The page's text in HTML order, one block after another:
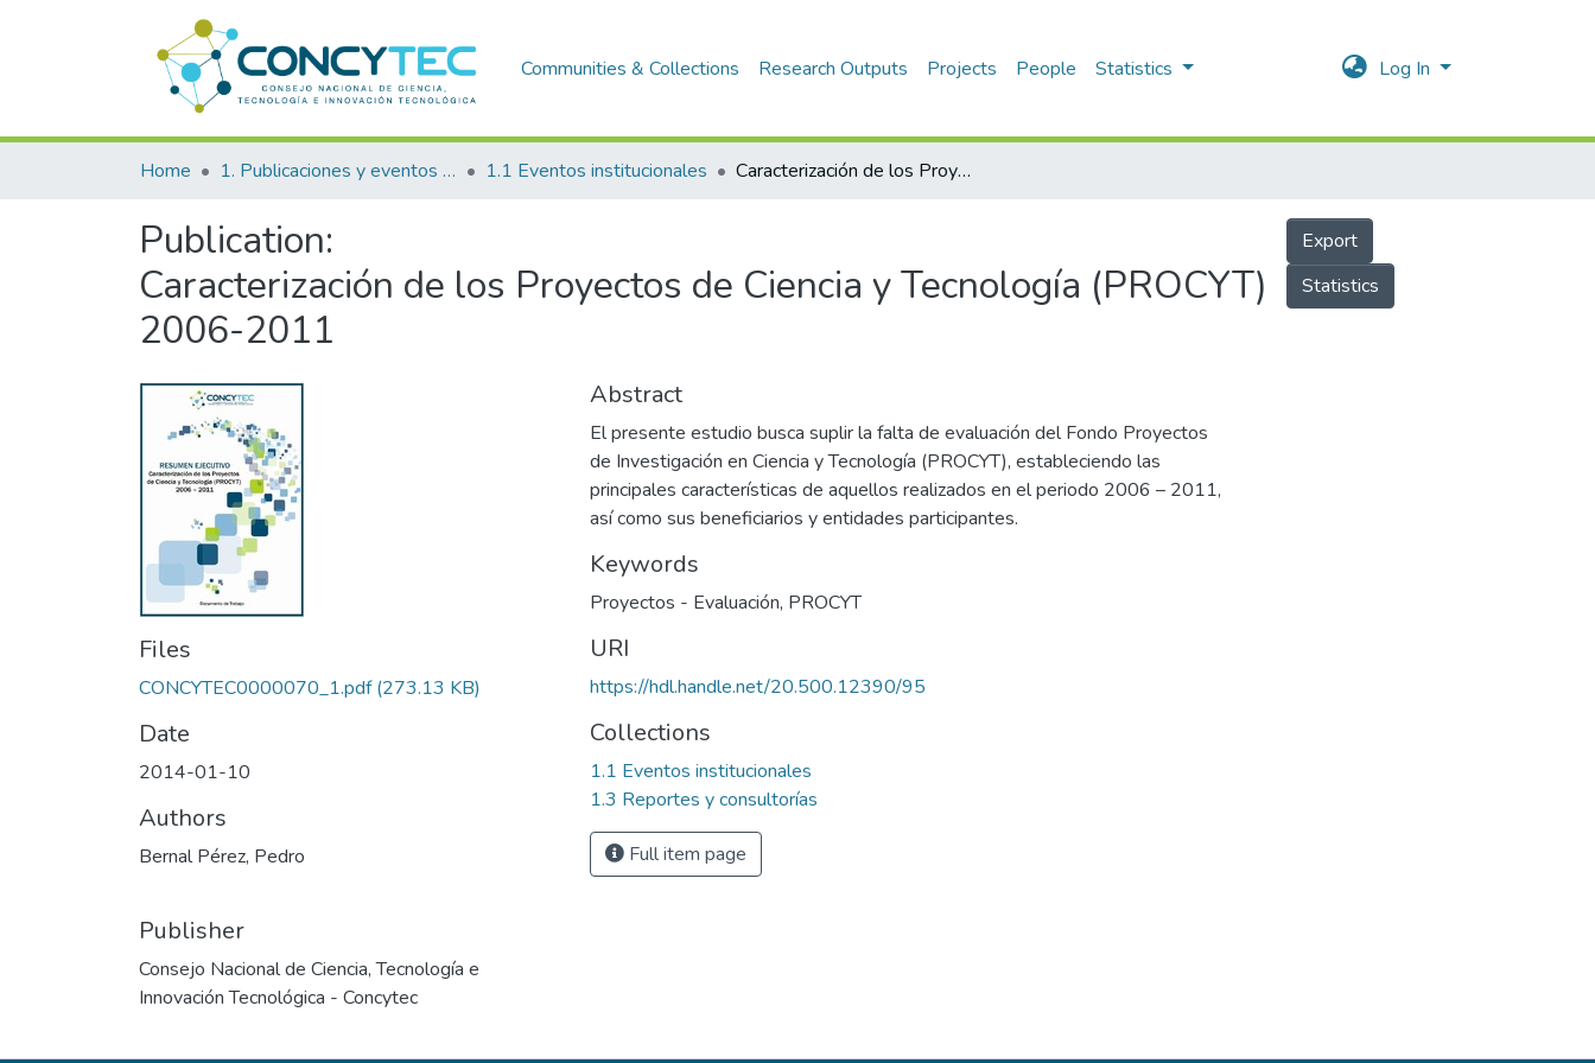
Communities & Collections Research Outputs Projects People Statistics Log In
Home 1. Publicaciones y eventos institucionales 1.1 Eventos institucionales Caracterización de los Proyectos de Ciencia y Tecnología (PROCYT) 2006-2011
Publication:
Caracterización de los Proyectos de Ciencia y Tecnología (PROCYT)
2006-2011
Export
Statistics
Files
CONCYTEC0000070_1.pdf (273.13 KB)
Date
2014-01-10
Authors
Bernal Pérez, Pedro
Publisher
Consejo Nacional de Ciencia, Tecnología e
Innovación Tecnológica - Concytec
Abstract
El presente estudio busca suplir la falta de evaluación del Fondo Proyectos
de Investigación en Ciencia y Tecnología (PROCYT), estableciendo las
principales características de aquellos realizados en el periodo 2006 – 2011,
así como sus beneficiarios y entidades participantes.
Keywords
Proyectos - Evaluación, PROCYT
URI
https://hdl.handle.net/20.500.12390/95
Collections
1.1 Eventos institucionales
1.3 Reportes y consultorías
Full item page